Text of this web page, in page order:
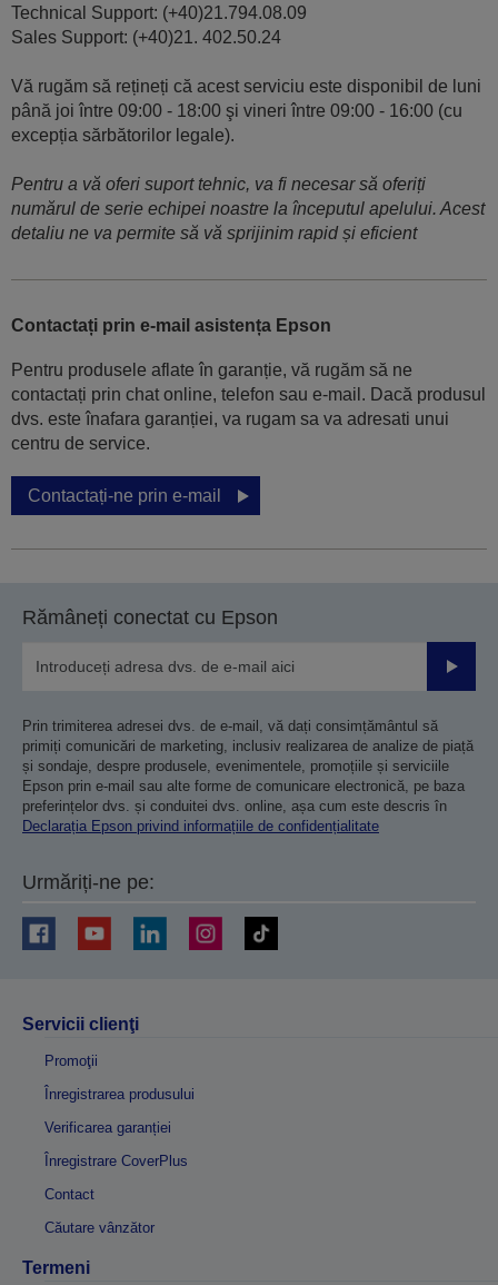
Technical Support: (+40)21.794.08.09
Sales Support: (+40)21. 402.50.24
Vă rugăm să rețineți că acest serviciu este disponibil de luni
până joi între 09:00 - 18:00 şi vineri între 09:00 - 16:00 (cu
excepția sărbătorilor legale).
Pentru a vă oferi suport tehnic, va fi necesar să oferiți
numărul de serie echipei noastre la începutul apelului. Acest
detaliu ne va permite să vă sprijinim rapid și eficient
Contactați prin e-mail asistența Epson
Pentru produsele aflate în garanție, vă rugăm să ne
contactați prin chat online, telefon sau e-mail. Dacă produsul
dvs. este înafara garanției, va rugam sa va adresati unui
centru de service.
Contactați-ne prin e-mail
Rămâneți conectat cu Epson
Prin trimiterea adresei dvs. de e-mail, vă dați consimțământul să
primiți comunicări de marketing, inclusiv realizarea de analize de piață
și sondaje, despre produsele, evenimentele, promoțiile și serviciile
Epson prin e-mail sau alte forme de comunicare electronică, pe baza
preferințelor dvs. și conduitei dvs. online, așa cum este descris în
Declarația Epson privind informațiile de confidențialitate
Urmăriți-ne pe:
Servicii clienţi
Promoţii
Înregistrarea produsului
Verificarea garanției
Înregistrare CoverPlus
Contact
Căutare vânzător
Termeni